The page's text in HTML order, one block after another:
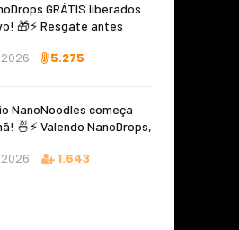
GRÁTIS liberados
🎁⚡ Resgate antes
5.275
NanoNoodles começa
🍜⚡ Valendo NanoDrops,
1.643